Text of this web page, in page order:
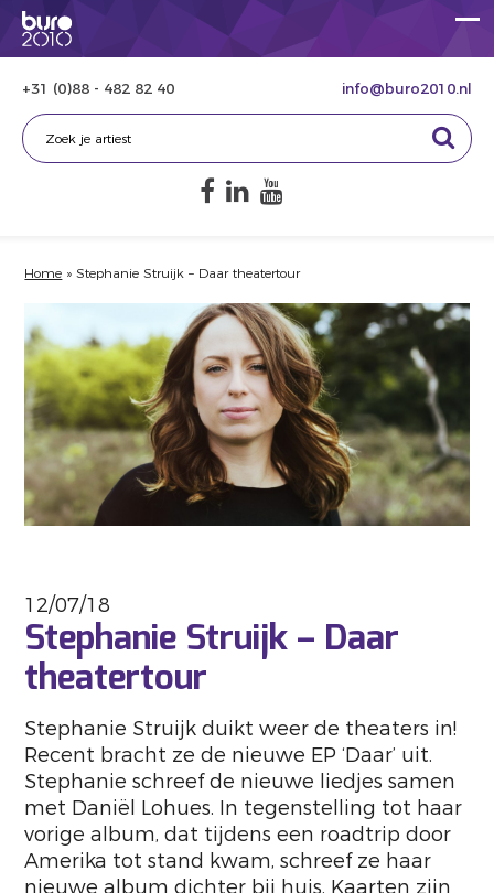
+31 (0)88 - 482 82 40 info@buro2010.nl
Home »Stephanie Struijk – Daar theatertour
12/07/18
Stephanie Struijk – Daar
theatertour
Stephanie Struijk duikt weer de theaters in!
Recent bracht ze de nieuwe EP ‘Daar’ uit.
Stephanie schreef de nieuwe liedjes samen
met Daniël Lohues. In tegenstelling tot haar
vorige album, dat tijdens een roadtrip door
Amerika tot stand kwam, schreef ze haar
nieuwe album dichter bij huis. Kaarten zijn